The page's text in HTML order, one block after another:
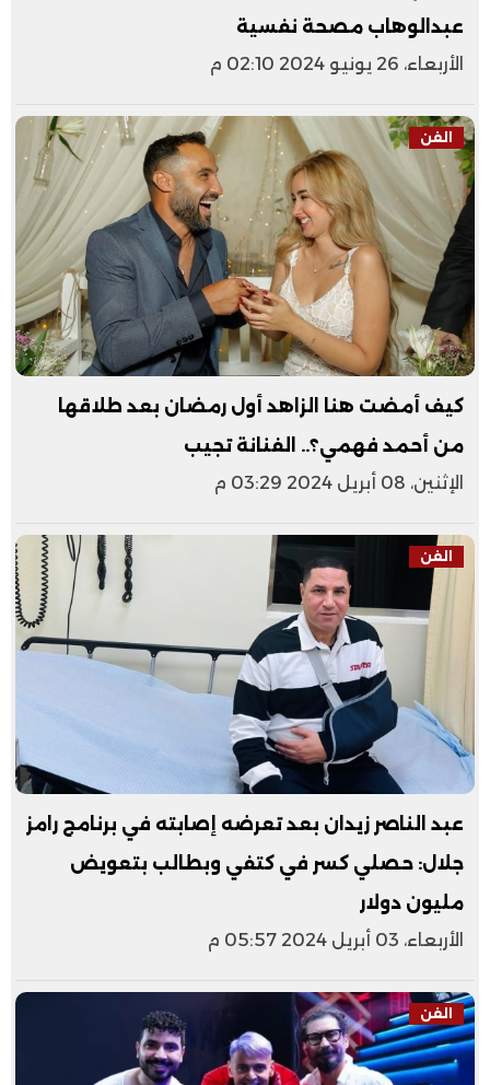
عبدالوهاب مصحة نفسية
الأربعاء، 26 يونيو 2024 02:10 م
الفن
كيف أمضت هنا الزاهد أول رمضان بعد طلاقها
من أحمد فهمي؟.. الفنانة تجيب
الإثنين، 08 أبريل 2024 03:29 م
الفن
عبد الناصر زيدان بعد تعرضه إصابته في برنامج رامز
جلال: حصلي كسر في كتفي وبطالب بتعويض
مليون دولار
الأربعاء، 03 أبريل 2024 05:57 م
الفن